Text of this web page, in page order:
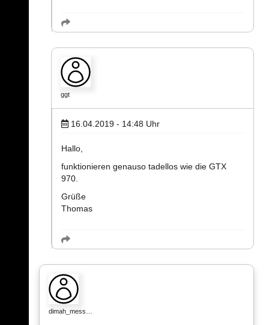
ggt
16.04.2019 - 14:48 Uhr
Hallo,
funktionieren genauso tadellos wie die GTX
970.
Grüße
Thomas
dimah_mess…